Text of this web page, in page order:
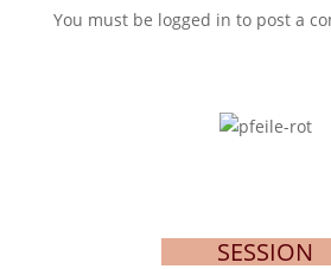
You must be logged in to post a
SESSION